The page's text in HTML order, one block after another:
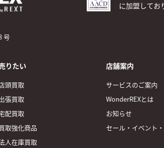
号
に加盟してお
りたい
頭買取
張買取
配買取
取強化商品
人在庫買取
店舗案内
サービスのご案内
WonderREXとは
お知らせ
セール・イベント